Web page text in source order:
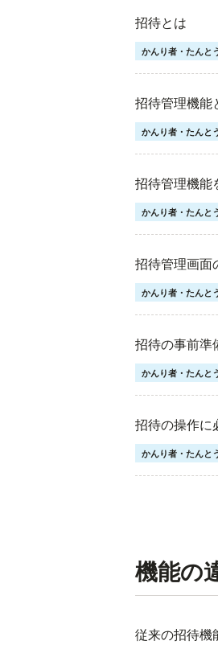
招待とは
かんり者・たんと
招待管理機能
かんり者・たんと
招待管理機能
かんり者・たんと
招待管理画面
かんり者・たんと
招待の事前準
かんり者・たんと
招待の操作に
かんり者・たんと
機能の
従来の招待機